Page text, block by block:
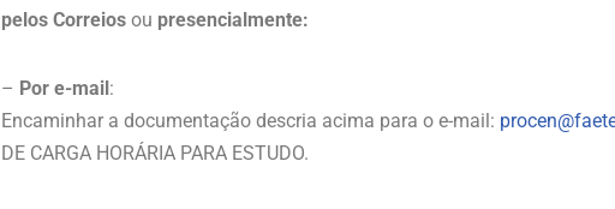
pelos Correios ou presencialmente:
– Por e-mail:
Encaminhar a documentação descria acima para o e-mail:
DE CARGA HORÁRIA PARA ESTUDO.